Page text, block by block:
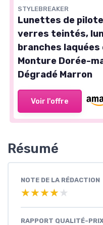
STYLEBREAKER
Lunettes de
verres teintés,
branches
Monture Dorée-
Dégradé Marron
Voir l'offre
Résumé
NOTE DE LA RÉDACTION
★★★★★
★★★★★
RAPPORT QUALITÉ-